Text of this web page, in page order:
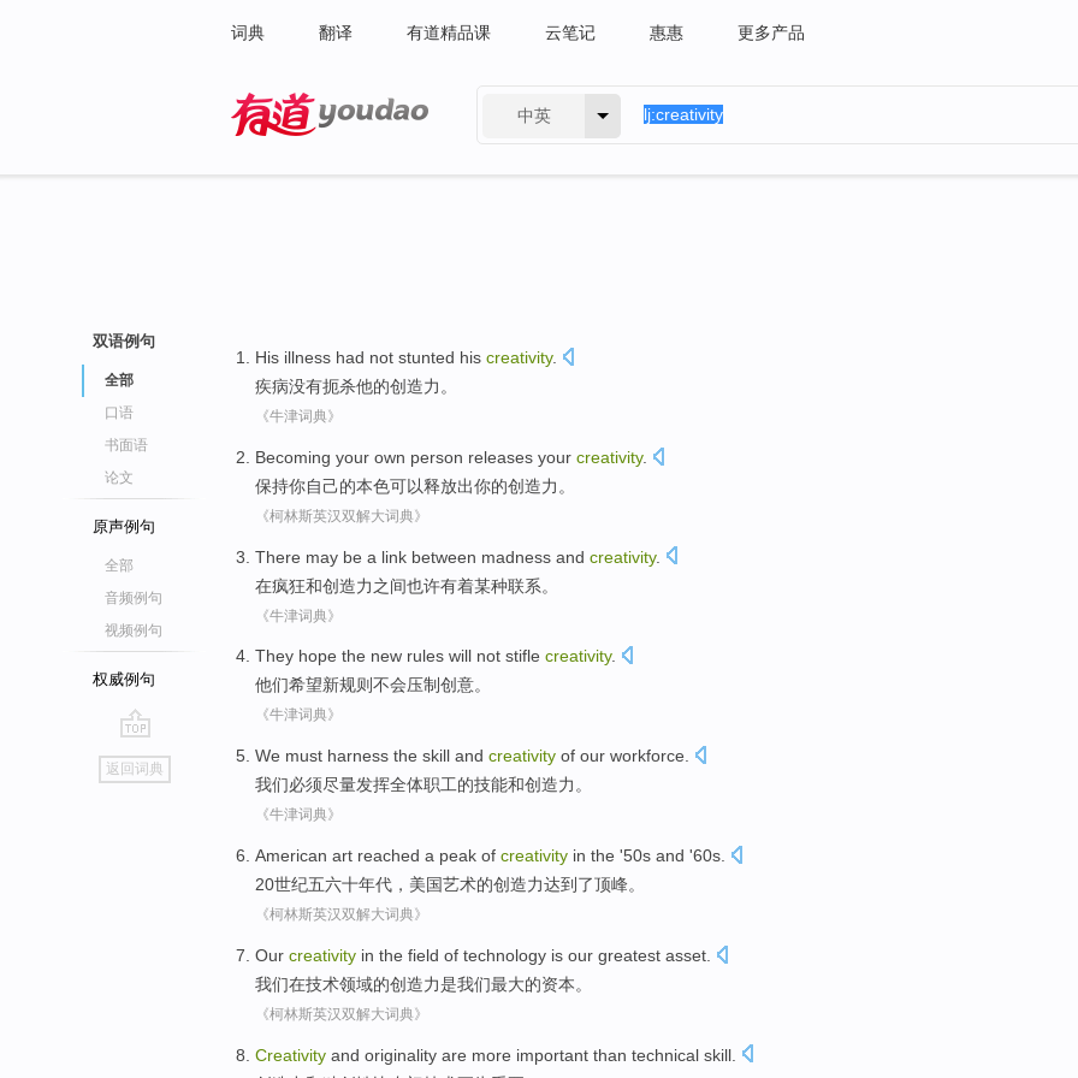
词典 翻译 有道精品课 云笔记 惠惠 更多产品
中英
双语例句
全部
口语
书面语
论文
原声例句
全部
音频例句
视频例句
权威例句
go
top
返回词典
His illness had not stunted his creativity.
疾病没有扼杀他的创造力 。
《牛津词典》
Becoming your own person releases your creativity.
保持你自己的本色可以释放出你的创造力。
《柯林斯英汉双解大词典》
There may be a link between madness and creativity.
在疯狂和创造力之间也许有着某种联系。
《牛津词典》
They hope the new rules will not stifle creativity.
他们希望新规则不会压制创意。
《牛津词典》
We must harness the skill and creativity of our workforce
我们必须尽量发挥全体职工的技能和创造力 。
《牛津词典》
American art reached a peak of creativity in the '50s and '60s.
20世纪五六十年代 ， 美国艺术的创造力达到 了顶峰。
《柯林斯英汉双解大词典》
Our creativity in the field of technology is our greatest asset
我们在技术领域的创造力是我们最大的资本。
《柯林斯英汉双解大词典》
Creativity and originality are more important than technical skill